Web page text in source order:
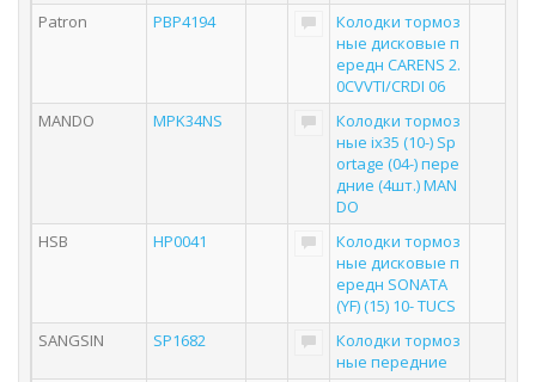
Patron
PBP4194
Колодки тормоз
ные дисковые п
ередн CARENS 2.
0CVVTI/CRDI 06
MANDO
MPK34NS
Колодки тормоз
ные ix35 (10-) Sp
ortage (04-) пере
дние (4шт.) MAN
DO
HSB
HP0041
Колодки тормоз
ные дисковые п
ередн SONATA
(YF) (15) 10- TUCS
SANGSIN
SP1682
Колодки тормоз
ные передние